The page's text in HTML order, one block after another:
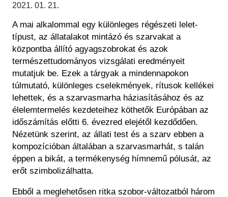
Régészet
Felnőttképzés
Közérdekű adatok
Történeti Fényképtár
Éremtár
Adattár
Központi Könyvtár
2021. 01. 21.
A mai alkalommal egy különleges régészeti lelet-
típust, az állatalakot mintázó és szarvakat a
központba állító agyagszobrokat és azok
természettudományos vizsgálati eredményeit
mutatjuk be. Ezek a tárgyak a mindennapokon
túlmutató, különleges cselekmények, rítusok kellékei
lehettek, és a szarvasmarha háziasításához és az
élelemtermelés kezdeteihez köthetők Európában az
időszámítás előtti 6. évezred elejétől kezdődően.
Nézetünk szerint, az állati test és a szarv ebben a
kompozícióban általában a szarvasmarhát, s talán
éppen a bikát, a termékenység hímnemű pólusát, az
erőt szimbolizálhatta.
Ebből a meglehetősen ritka szobor-változatból három